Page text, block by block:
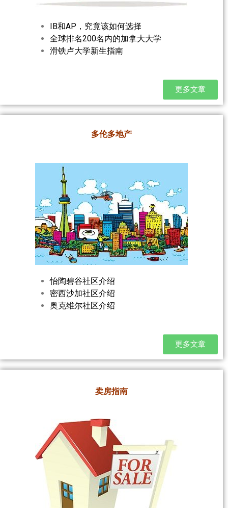
IB和AP，究竟该如何选择
全球排名200名内的加拿大大学
滑铁卢大学新生指南
更多文章
多伦多地产
怡陶碧谷社区介绍
密西沙加社区介绍
奥克维尔社区介绍
更多文章
卖房指南